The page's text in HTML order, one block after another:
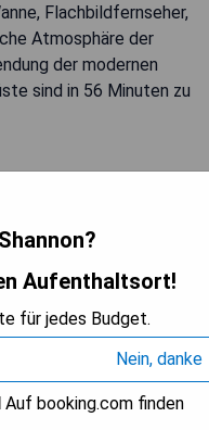
Flachbildfernseher,
Atmosphäre der
der modernen
sind in 56 Minuten zu
Aufenthaltsort!
für jedes Budget.
Nein, danke
Auf booking.com finden